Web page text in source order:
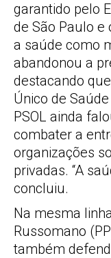
garantido pelo
de São Paulo
a saúde como
abandonou a
destacando
Único de
PSOL ainda
combater a
organizações
privadas. “A
concluiu.
Na mesma
Russomano
também